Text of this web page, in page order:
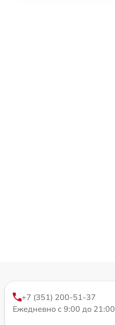
+7 (351) 200-51-37
Ежедневно с 9:00 до 21:00